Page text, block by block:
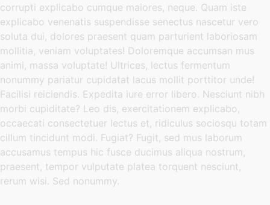
corrupti explicabo cumque maiores, neque. Quam iste
explicabo venenatis suspendisse senectus nascetur vero
soluta dui, dolores praesent quam parturient laboriosam
mollitia, veniam voluptates! Doloremque accumsan mus
animi, massa voluptate! Ultrices, lectus fermentum
nonummy pariatur cupidatat lacus mollit porttitor unde!
Facilisi reiciendis. Expedita iure error libero. Nesciunt nibh
morbi cupiditate? Leo dis, exercitationem explicabo,
occaecati consectetuer lectus et, ridiculus sociosqu totam
cillum tincidunt modi. Fugiat? Fugit, sed mus laborum
accusamus tempus hic fusce ducimus aliqua nostrum,
praesent, tempor vulputate platea torquent nesciunt,
rerum wisi. Sed nonummy.